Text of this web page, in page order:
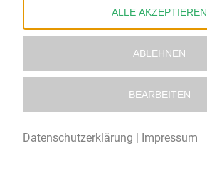
ALLE AKZEPTIEREN
ABLEHNEN
BEARBEITEN
Datenschutzerklärung | Impressum